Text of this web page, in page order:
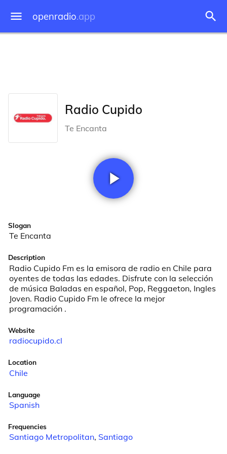
openradio.app
Radio Cupido
Te Encanta
Slogan
Te Encanta
Description
Radio Cupido Fm es la emisora de radio en Chile para
oyentes de todas las edades. Disfrute con la selección
de música Baladas en español, Pop, Reggaeton, Ingles
Joven. Radio Cupido Fm le ofrece la mejor
programación .
Website
radiocupido.cl
Location
Chile
Language
Spanish
Frequencies
Santiago Metropolitan, Santiago